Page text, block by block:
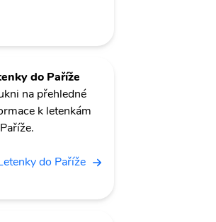
do Paříže
na přehledné
k letenkám
do Paříže